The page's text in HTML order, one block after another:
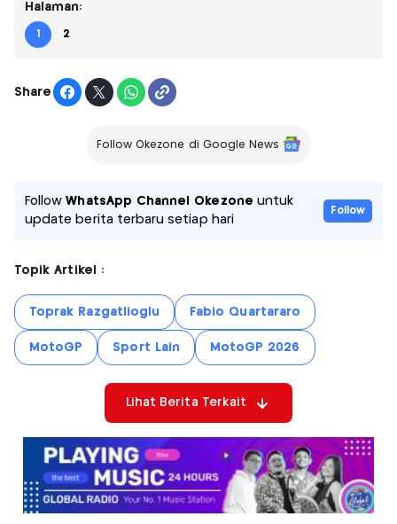
Halaman:
1 2
Share
Follow Okezone di Google News
FollowWhatsApp Channel Okezone untuk
update berita terbaru setiap hari
Follow
Topik Artikel :
Toprak Razgatlioglu Fabio Quartararo
MotoGP Sport Lain MotoGP 2026
Lihat Berita Terkait